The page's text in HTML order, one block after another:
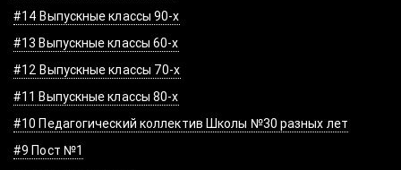
#14 Выпускные классы 90-х
#13 Выпускные классы 60-х
#12 Выпускные классы 70-х
#11 Выпускные классы 80-х
#10 Педагогический коллектив Школы №30 разных лет
#9 Пост №1